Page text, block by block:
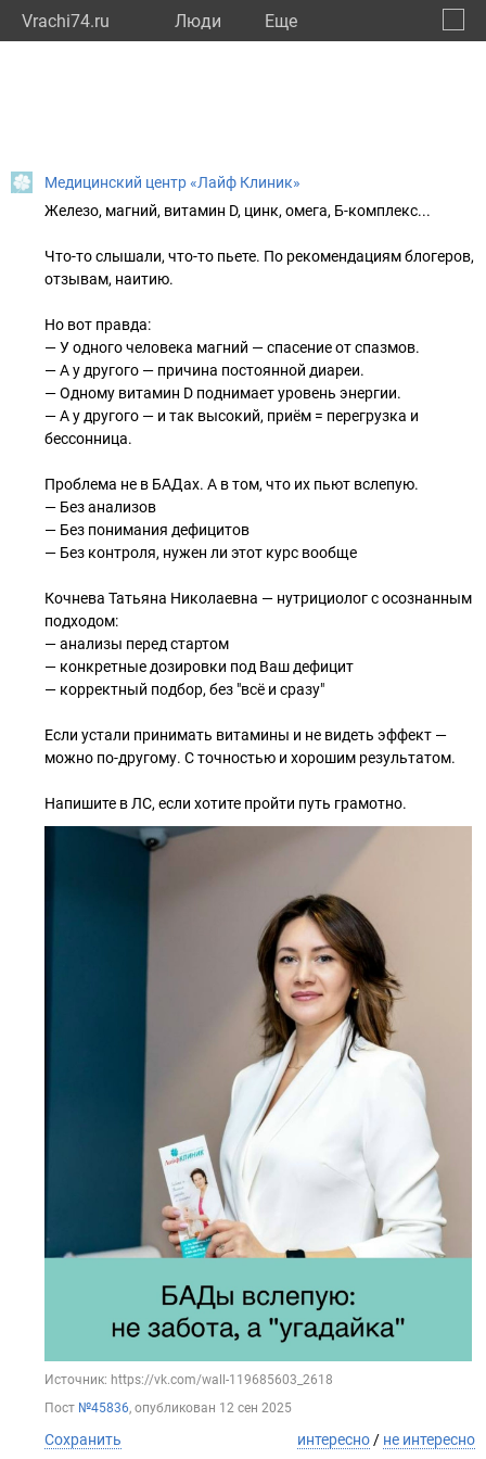
Vrachi74.ru Люди Eще
Медицинский центр «Лайф Клиник»
Железо, магний, витамин D, цинк, омега, Б-комплекс...
Что-то слышали, что-то пьете. По рекомендациям блогеров,
отзывам, наитию. ⠀
Но вот правда:
— У одного человека магний — спасение от спазмов.
— А у другого — причина постоянной диареи.
— Одному витамин D поднимает уровень энергии.
— А у другого — и так высокий, приём = перегрузка и
бессонница.
Проблема не в БАДах. А в том, что их пьют вслепую.
— Без анализов
— Без понимания дефицитов
— Без контроля, нужен ли этот курс вообще
Кочнева Татьяна Николаевна — нутрициолог с осознанным
подходом:
— анализы перед стартом
— конкретные дозировки под Ваш дефицит
— корректный подбор, без "всё и сразу"
Если устали принимать витамины и не видеть эффект —
можно по-другому. С точностью и хорошим результатом.
Напишите в ЛС, если хотите пройти путь грамотно.
Источник: https://vk.com/wall-119685603_2618
Пост №45836, опубликован 12 сен 2025
Сохранить интересно / не интересно